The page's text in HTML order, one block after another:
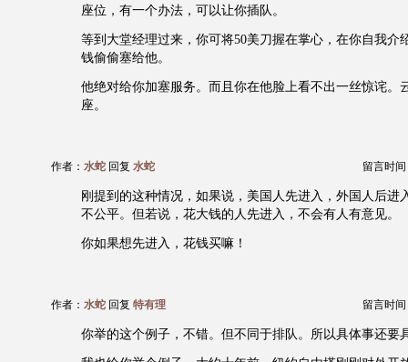
座位，有一个办法，可以让你插队。
等到大堂经理过来，你可将50美刀握在掌心，在你自我介
钱偷偷塞给他。
他绝对给你加塞服务。而且你在他脸上看不出一丝惊诧。
座。
作者： 水蛇 回复 水蛇 留言时间
刚提到的这种情况，如果说，美国人先进入，外国人后进
不公平。但若说，花大钱的人先进入，不会有人有意见。
你如果想先进入，花钱买嘛！
作者： 水蛇 回复 特有理 留言时间
你举的这个例子，不错。但不同于排队。所以具体事还要